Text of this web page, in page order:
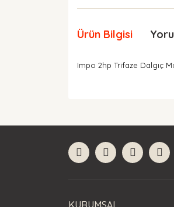
Ürün Bilgisi
Impo 2hp Trifaze Dalgıç
Ürün açıklamasında
Bu ürüne benzer farklı
KURUMSAL